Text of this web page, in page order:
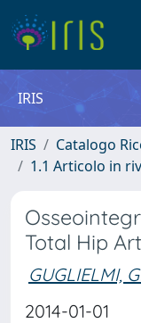
IRIS
IRIS Catalogo
1.1 Articolo in
Total Hip
GUGLIELMI,
2014-01-01